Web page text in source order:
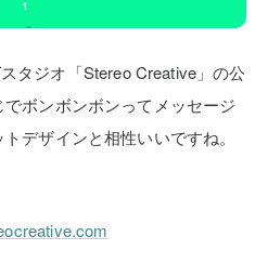
タジオ「Stereo Creative」の公
ボンボンボンってメッセージ
トデザインと相性いいですね。